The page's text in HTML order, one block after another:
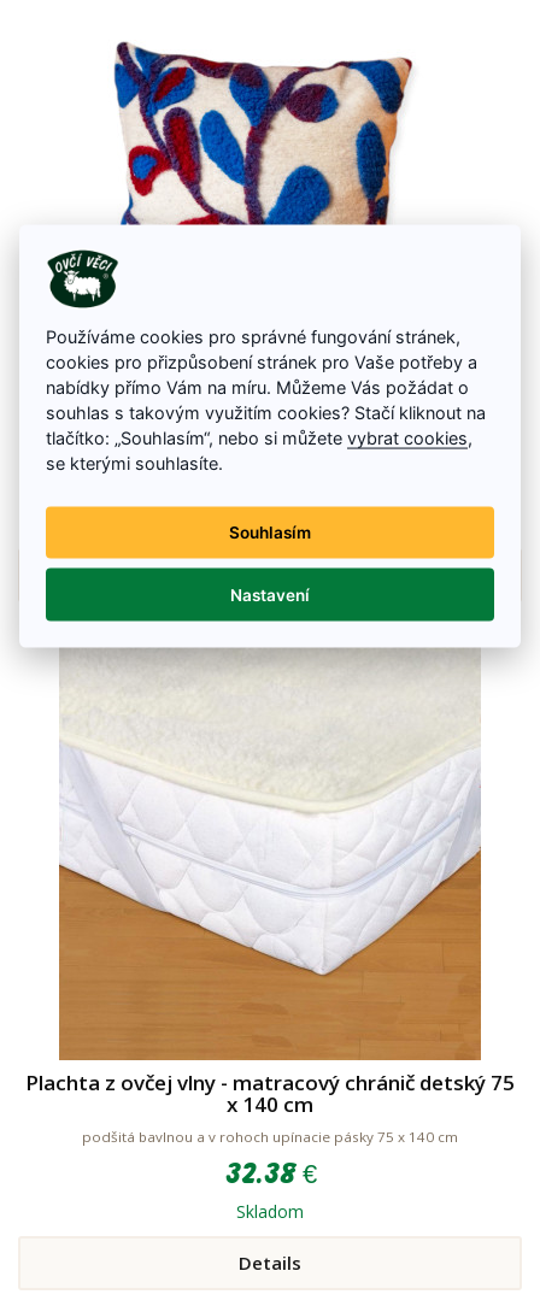
Vankúš Merino ROMA
vankúš 40 x 60 cm; 50 x 50 cm
Skladom
Details
Plachta z ovčej vlny - matracový chránič detský 75
x 140 cm
podšitá bavlnou a v rohoch upínacie pásky 75 x 140 cm
32.38 €
Skladom
Details
Používáme cookies pro správné fungování stránek,
cookies pro přizpůsobení stránek pro Vaše potřeby a
nabídky přímo Vám na míru. Můžeme Vás požádat o
souhlas s takovým využitím cookies? Stačí kliknout na
tlačítko: „Souhlasím“, nebo si můžetevybrat cookies
se kterými souhlasíte.
Souhlasím
Nastavení